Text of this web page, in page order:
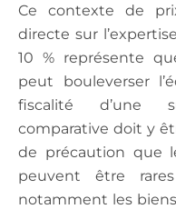
Ce contexte de
directe sur
10 % représente
peut bouleverser
fiscalité d’une
comparative doit y
de précaution que
peuvent être
notamment les